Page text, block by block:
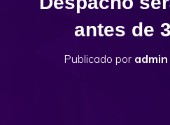
antes de
Publicado por admin